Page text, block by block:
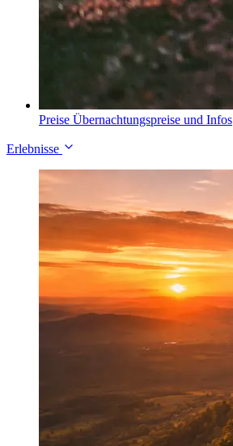
Preise Übernachtungspreise und Infos
Erlebnisse